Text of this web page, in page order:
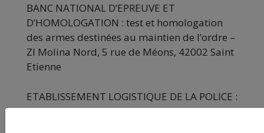
BANC NATIONAL D’EPREUVE ET
D’HOMOLOGATION : test et homologation
des armes destinées au maintien de l’ordre –
ZI Molina Nord, 5 rue de Méons, 42002 Saint
Etienne
ETABLISSEMENT LOGISTIQUE DE LA POLICE :
ZI Buxerolles, 1 rue Faraday, 87000 Limoges